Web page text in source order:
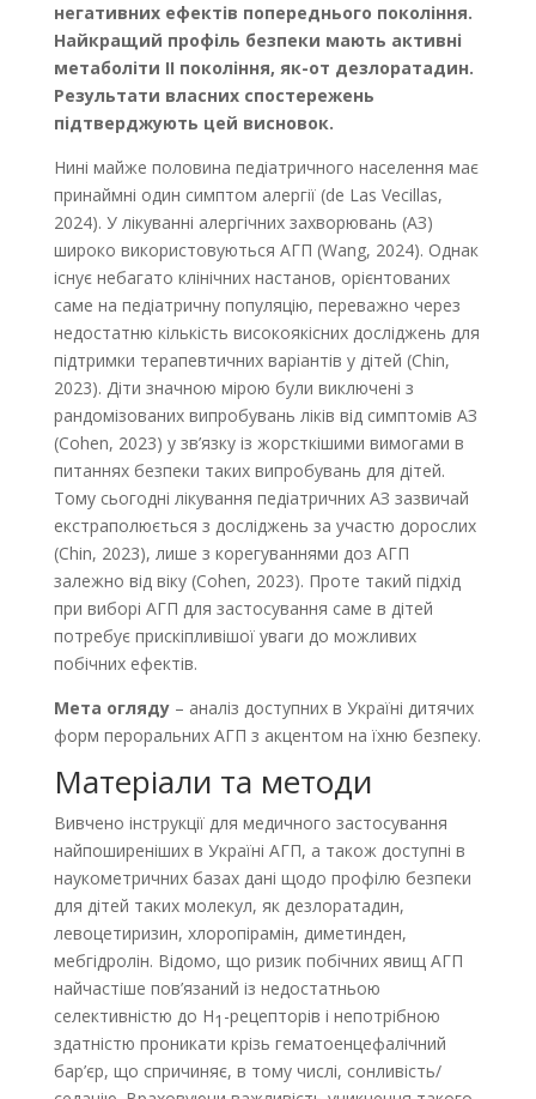
негативних ефектів попереднього покоління.
Найкращий профіль безпеки мають активні
метаболіти II покоління, як-от дезлоратадин.
Результати власних спостережень
підтверджують цей висновок.
Нині майже половина педіатричного населення має
принаймні один симптом алергії (de Las Vecillas,
2024). У лікуванні алергічних захворювань (АЗ)
широко використовуються АГП (Wang, 2024). Однак
існує небагато клінічних настанов, орієнтованих
саме на педіатричну популяцію, переважно через
недостатню кількість високоякісних досліджень для
підтримки терапевтичних варіантів у дітей (Chin,
2023). Діти значною мірою були виключені з
рандомізованих випробувань ліків від симптомів АЗ
(Cohen, 2023) у зв’язку із жорсткішими вимогами в
питаннях безпеки таких випробувань для дітей.
Тому сьогодні лікування педіатричних АЗ зазвичай
екстраполюється з досліджень за участю дорослих
(Chin, 2023), лише з корегуваннями доз АГП
залежно від віку (Cohen, 2023). Проте такий підхід
при виборі АГП для застосування саме в дітей
потребує прискіпливішої уваги до можливих
побічних ефектів.
Мета огляду– аналіз доступних в Україні дитячих
форм пероральних АГП з акцентом на їхню безпеку.
Матеріали та методи
Вивчено інструкції для медичного застосування
найпоширеніших в Україні АГП, а також доступні в
наукометричних базах дані щодо профілю безпеки
для дітей таких молекул, як дезлоратадин,
левоцетиризин, хлоропірамін, диметинден,
мебгідролін. Відомо, що ризик побічних явищ АГП
найчастіше пов’язаний із недостатньою
селективністю до Н1 -рецепторів і непотрібною
здатністю проникати крізь гематоенцефалічний
бар’єр, що спричиняє, в тому числі, сонливість/